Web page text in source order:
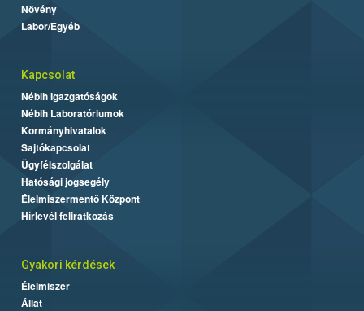
Növény
Labor/Egyéb
Kapcsolat
Nébih Igazgatóságok
Nébih Laboratóriumok
Kormányhivatalok
Sajtókapcsolat
Ügyfélszolgálat
Hatósági jogsegély
Élelmiszermentő Központ
Hírlevél feliratkozás
Gyakori kérdések
Élelmiszer
Állat